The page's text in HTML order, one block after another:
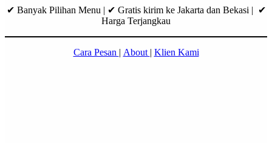
✔ Banyak Pilihan Menu | ✔ Gratis kirim ke Jakarta dan Bekasi | ✔
Harga Terjangkau
Cara Pesan | About | Klien Kami